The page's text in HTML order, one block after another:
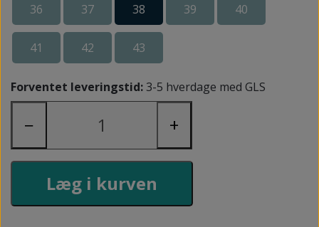
36 37 38 39 40
41 42 43
Forventet leveringstid:3-5 hverdage med GLS
− +
Læg i kurven